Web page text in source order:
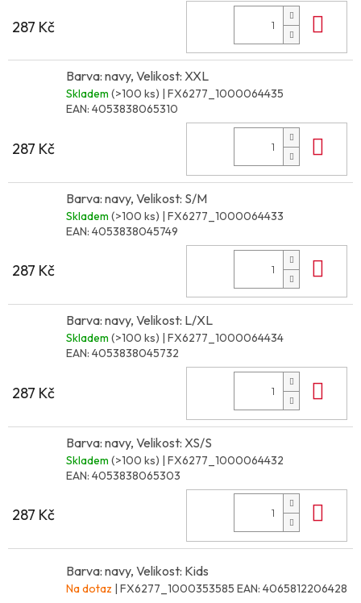
287 Kč
Barva: navy, Velikost: XXL
Skladem (>100 ks) | FX6277_1000064435
EAN: 4053838065310
287 Kč
Barva: navy, Velikost: S/M
Skladem (>100 ks) | FX6277_1000064433
EAN: 4053838045749
287 Kč
Barva: navy, Velikost: L/XL
Skladem (>100 ks) | FX6277_1000064434
EAN: 4053838045732
287 Kč
Barva: navy, Velikost: XS/S
Skladem (>100 ks) | FX6277_1000064432
EAN: 4053838065303
287 Kč
Barva: navy, Velikost: Kids
Na dotaz | FX6277_1000353585 EAN: 4065812206428